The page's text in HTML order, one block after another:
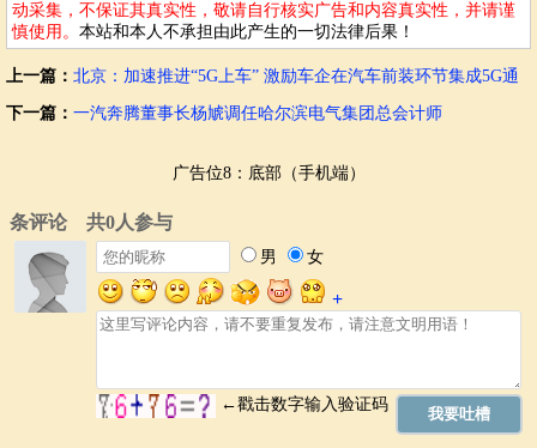
动采集，不保证其真实性，敬请自行核实广告和内容真实性，并请谨
慎使用。 本站和本人不承担由此产生的一切法律后果！
上一篇： 北京：加速推进“5G上车” 激励车企在汽车前装环节集成5G通
下一篇： 一汽奔腾董事长杨虓调任哈尔滨电气集团总会计师
广告位8：底部（手机端）